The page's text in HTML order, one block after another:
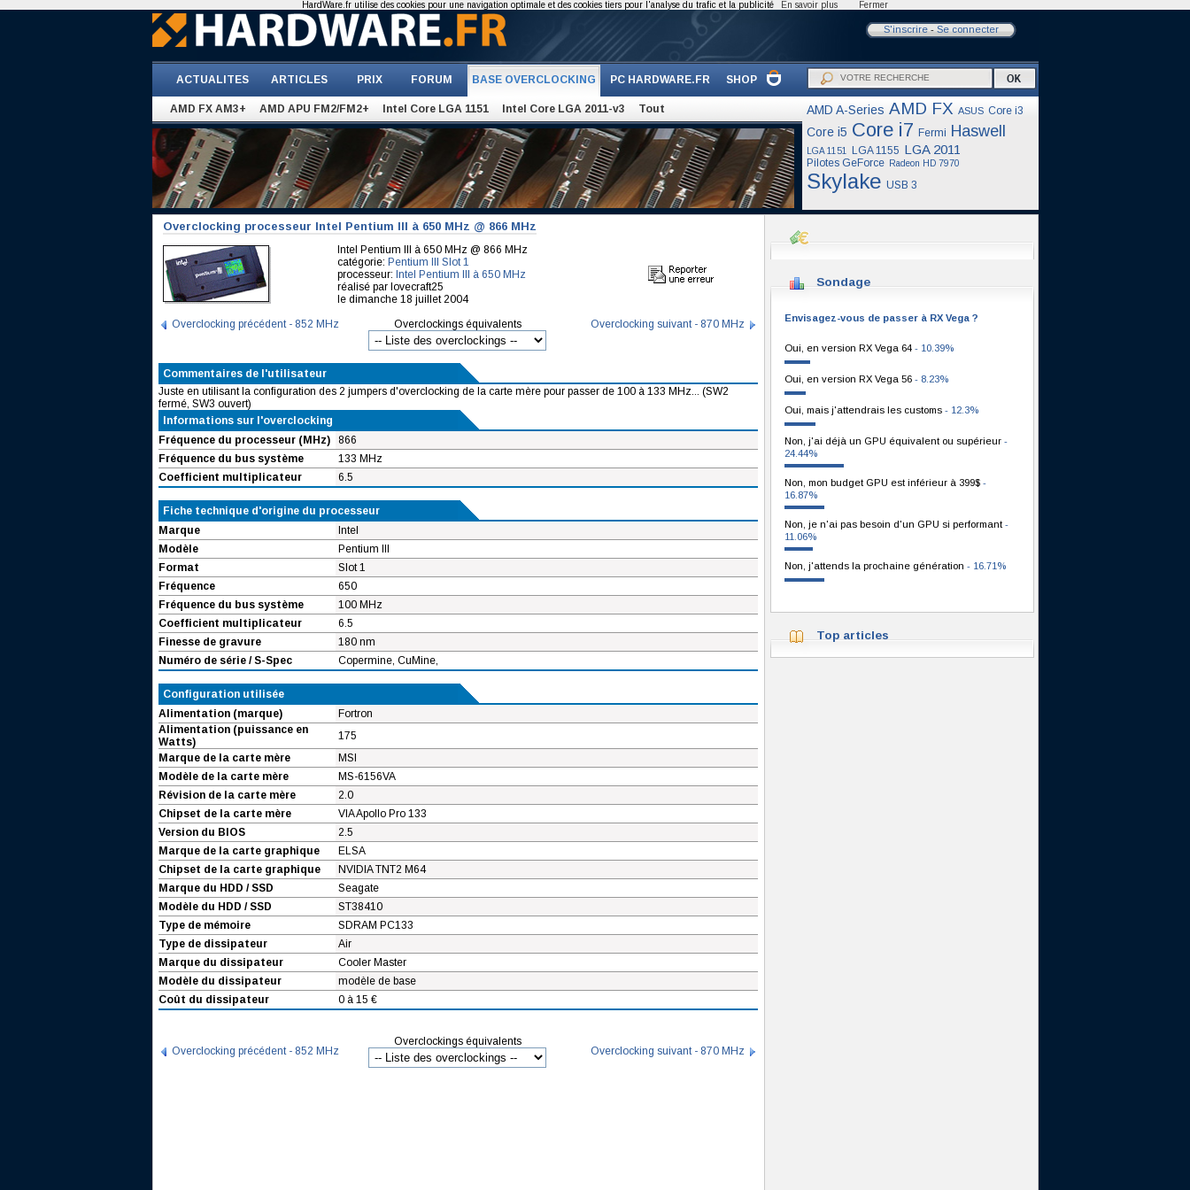
S'inscrire- Se connecter
ACTUALITES ARTICLES PRIX FORUM BASE OVERCLOCKING PC HARDWARE.FR SHOP
AMD FX AM3+ AMD APU FM2/FM2+ Intel Core LGA 1151 Intel Core LGA 2011-v3 Tout AMD A-Series AMD FX ASUS Core i3
Core i5 Core i7 Fermi Haswell
LGA 1151 LGA 1155 LGA 2011
Pilotes GeForce Radeon HD 7970
Skylake USB 3
Overclocking processeur Intel Pentium III à 650 MHz @ 866 MHz
Intel Pentium III à 650 MHz @ 866 MHz
catégorie: Pentium III Slot 1
processeur: Intel Pentium III à 650 MHz
réalisé par lovecraft25
le dimanche 18 juillet 2004
Overclocking précédent - 852 MHz
Overclockings équivalents Overclocking suivant - 870 MHz
Commentaires de l'utilisateur
Juste en utilisant la configuration des 2 jumpers d'overclocking de la carte mère pour passer de 100 à 133 MHz... (SW2
fermé, SW3 ouvert)
Informations sur l'overclocking
Fréquence du processeur (MHz)
866
Fréquence du bus système
133 MHz
Coefficient multiplicateur
6.5
Fiche technique d'origine du processeur
Marque
Intel
Modèle
Pentium III
Format
Slot 1
Fréquence
650
Fréquence du bus système
100 MHz
Coefficient multiplicateur
6.5
Finesse de gravure
180 nm
Numéro de série / S-Spec
Copermine, CuMine,
Configuration utilisée
Alimentation (marque)
Fortron
Alimentation (puissance en
Watts)
175
Marque de la carte mère
MSI
Modèle de la carte mère
MS-6156VA
Révision de la carte mère
2.0
Chipset de la carte mère
VIA Apollo Pro 133
Version du BIOS
2.5
Marque de la carte graphique
ELSA
Chipset de la carte graphique
NVIDIA TNT2 M64
Marque du HDD / SSD
Seagate
Modèle du HDD / SSD
ST38410
Type de mémoire
SDRAM PC133
Type de dissipateur
Air
Marque du dissipateur
Cooler Master
Modèle du dissipateur
modèle de base
Coût du dissipateur
0 à 15 €
Overclocking précédent - 852 MHz
Overclockings équivalents
Overclocking suivant - 870 MHz
Sondage
Envisagez-vous de passer à RX Vega ?
Oui, en version RX Vega 64 - 10.39%
Oui, en version RX Vega 56 - 8.23%
Oui, mais j'attendrais les customs - 12.3%
Non, j'ai déjà un GPU équivalent ou supérieur -
24.44%
Non, mon budget GPU est inférieur à 399$ -
16.87%
Non, je n'ai pas besoin d'un GPU si performant -
11.06%
Non, j'attends la prochaine génération - 16.71%
Top articles
HardWare.fr utilise des cookies pour une navigation optimale et des cookies tiers pour l'analyse du trafic et la publicité En savoir plus Fermer